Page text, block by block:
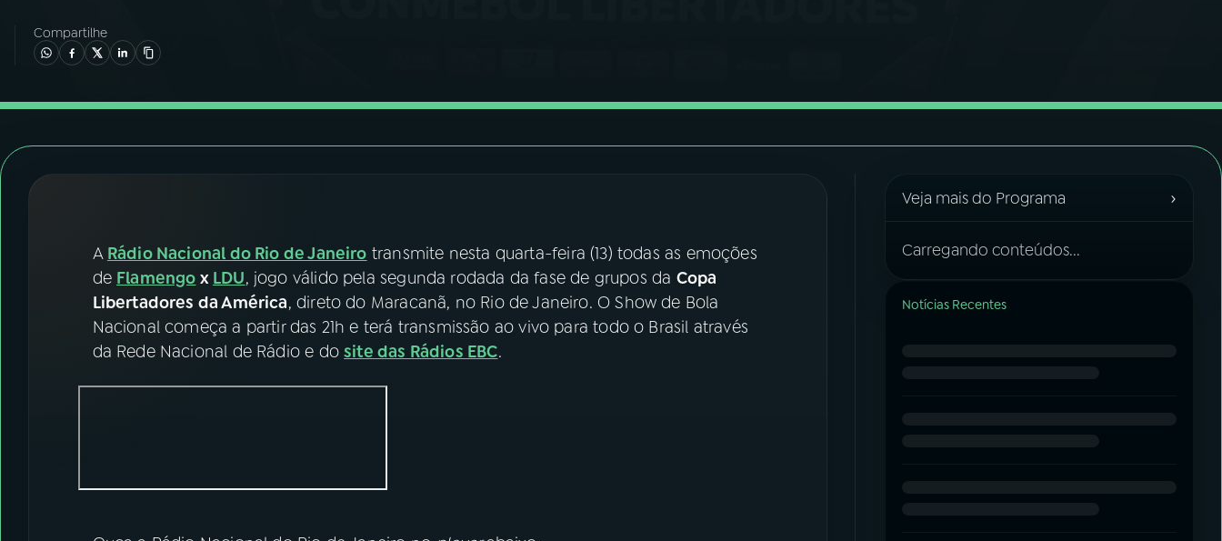
06VIDEOCASTS
07ÚLTIMAS
YouTube Facebook
Instagram X
Compartilhe
A Rádio Nacional do Rio de Janeiro transmite nesta quarta-feira (13) todas as emoções
de Flamengo x LDU, jogo válido pela segunda rodada da fase de grupos da Copa
Libertadores da América, direto do Maracanã, no Rio de Janeiro. O Show de Bola
Nacional começa a partir das 21h e terá transmissão ao vivo para todo o Brasil através
da Rede Nacional de Rádio e dosite das Rádios EBC.
Veja mais do Programa ›
Carregando conteúdos...
Notícias Recentes